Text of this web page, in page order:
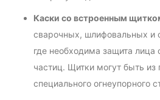
Каски со встроенным
сварочных, шлифовальных и
где необходима защита лица
частиц. Щитки могут быть из
специального огнеупорного